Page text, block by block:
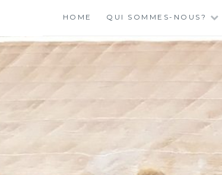
content
HOME QUI SOMMES-NOUS?